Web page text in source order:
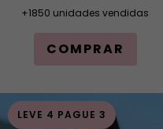
+1850 unidades vendidas
COMPRAR
LEVE 4 PAGUE 3